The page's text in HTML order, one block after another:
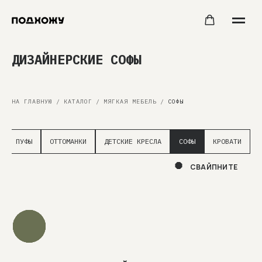
ДИЗАЙНЕРСКИЕ СОФЫ
НА ГЛАВНУЮ / КАТАЛОГ / МЯГКАЯ МЕБЕЛЬ / СОФЫ
ПУФЫ ОТТОМАНКИ ДЕТСКИЕ КРЕСЛА СОФЫ КРОВАТИ
СВАЙПНИТЕ
в любом цвете
Просто оформите заказ и согласуйте
с менеджером отделку именно под ваш интерьер